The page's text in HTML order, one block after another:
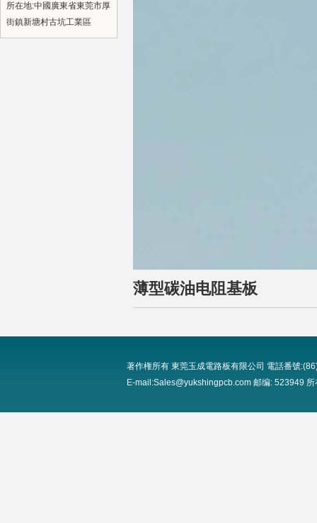
所在地:中國廣東省東莞市厚
街鎮新塘村古坑工業區
薄型碳油电阻基板
著作権所有 東莞玉成電路板有限公司 電話番號
E-mail:Sales@yukshingpcb.com 邮编: 523949